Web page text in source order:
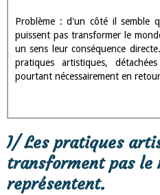
Problème : d'un côté il semble
puissent pas transformer le
un sens leur conséquence
pratiques artistiques,
pourtant nécessairement en
I/ Les pratiques
transforment pas le
représentent.